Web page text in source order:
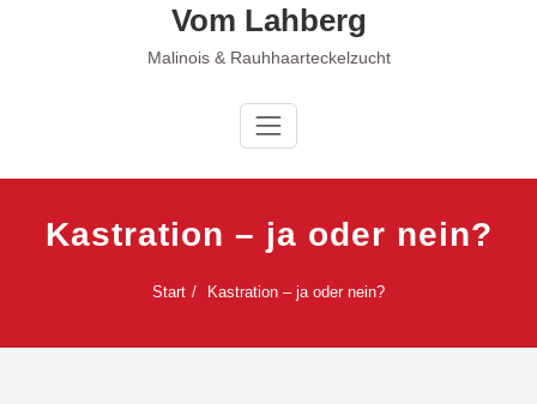
Vom Lahberg
Malinois & Rauhhaarteckelzucht
Kastration – ja oder nein?
Start Kastration – ja oder nein?